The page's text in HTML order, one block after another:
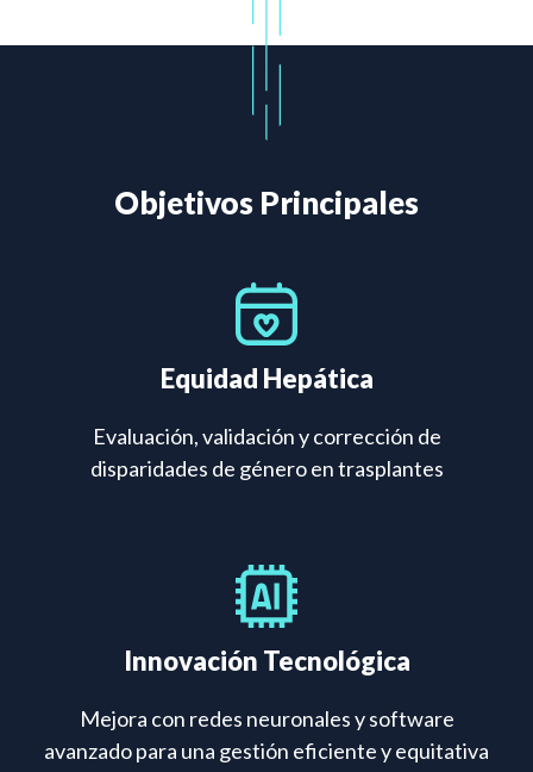
Objetivos Principales
Equidad Hepática
Evaluación, validación y corrección de
disparidades de género en trasplantes
Innovación Tecnológica
Mejora con redes neuronales y software
avanzado para una gestión eficiente y equitativa